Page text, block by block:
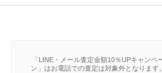
「LINE・メール査定金額10％UPキャンペ
ン」はお電話での査定は対象外となります。